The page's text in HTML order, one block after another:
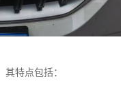
特点包括：